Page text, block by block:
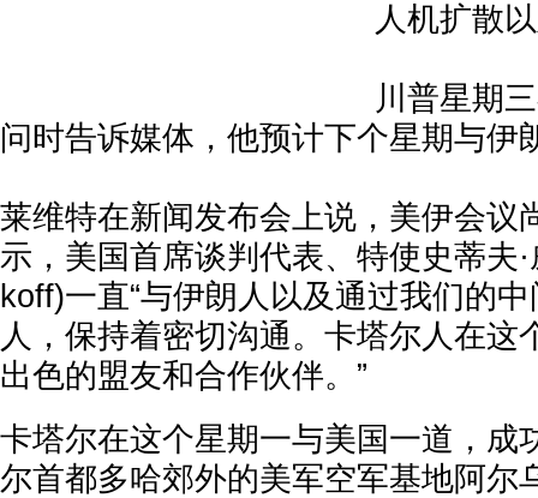
人机扩散
川普星期
问时告诉媒体，他预计下个星期与伊
莱维特在新闻发布会上说，美伊会议
示，美国首席谈判代表、特使史蒂夫
koff)一直“与伊朗人以及通过我们的
人，保持着密切沟通。卡塔尔人在这
出色的盟友和合作伙伴。”
卡塔尔在这个星期一与美国一道，成
尔首都多哈郊外的美军空军基地阿尔